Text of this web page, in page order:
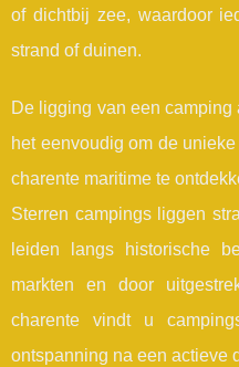
of dichtbij zee, waardoor
strand of duinen.
De ligging van een
het eenvoudig om de
charente maritime te
Sterren campings liggen
leiden langs historische
markten en door
charente vindt u
ontspanning na een actieve